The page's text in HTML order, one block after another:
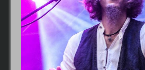
Thorsagon
RIOT V – Live In